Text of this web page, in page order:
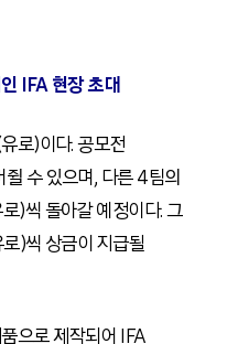
IFA 현장 초대
로)이다. 공모전
수 있으며, 다른 4팀의
)씩 돌아갈 예정이다. 그
)씩 상금이 지급될
으로 제작되어 IFA